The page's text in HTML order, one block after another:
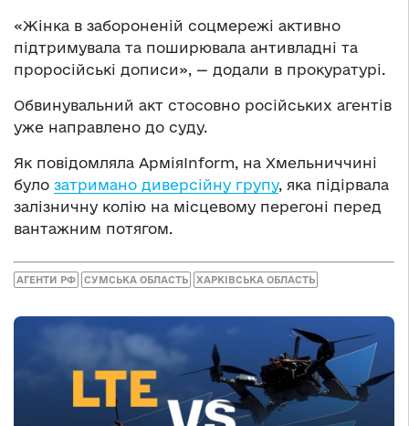
«Жінка в забороненій соцмережі активно
підтримувала та поширювала антивладні та
проросійські дописи», — додали в прокуратурі.
Обвинувальний акт стосовно російських агентів
уже направлено до суду.
Як повідомляла АрміяInform, на Хмельниччині
було затримано диверсійну групу, яка підірвала
залізничну колію на місцевому перегоні перед
вантажним потягом.
АГЕНТИ РФ СУМСЬКА ОБЛАСТЬ ХАРКІВСЬКА ОБЛАСТЬ